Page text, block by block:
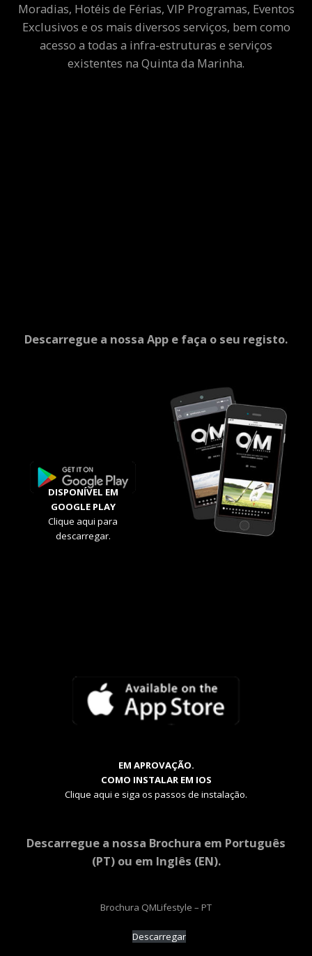
Moradias, Hotéis de Férias, VIP Programas, Eventos
Exclusivos e os mais diversos serviços, bem como
acesso a todas a infra-estruturas e serviços
existentes na Quinta da Marinha.
Descarregue a nossa App e faça o seu registo.
DISPONÍVEL EM
GOOGLE PLAY
Clique aqui para
descarregar.
EM APROVAÇÃO.
COMO INSTALAR EM IOS
Clique aqui e siga os passos de instalação.
Descarregue a nossa Brochura em Português
(PT) ou em Inglês (EN).
Brochura QMLifestyle – PT
Descarregar